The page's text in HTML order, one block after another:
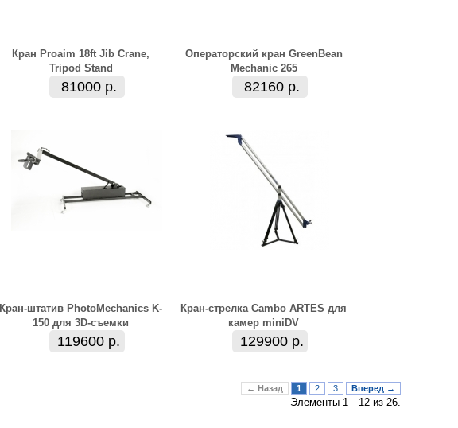
Кран Proaim 18ft Jib Crane,
Tripod Stand
81000 р.
Операторский кран GreenBean
Mechanic 265
82160 р.
Кран-штатив PhotoMechanics K-
150 для 3D-съемки
119600 р.
Кран-стрелка Cambo ARTES для
камер miniDV
129900 р.
← Назад 1 2 3 Вперед →
Элементы 1—12 из 26.